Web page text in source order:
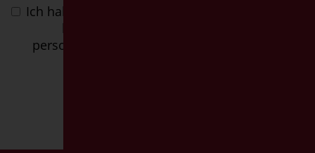
Ich habe die
bin mit der Verarbeitung meiner
personenbezogenen Daten einverstanden.